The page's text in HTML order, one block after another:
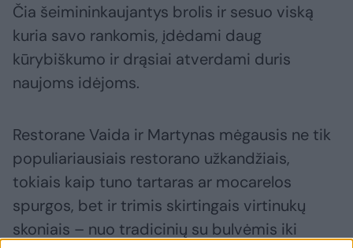
Čia šeimininkaujantys brolis ir sesuo viską
kuria savo rankomis, įdėdami daug
kūrybiškumo ir drąsiai atverdami duris
naujoms idėjoms.
Restorane Vaida ir Martynas mėgausis ne tik
populiariausiais restorano užkandžiais,
tokiais kaip tuno tartaras ar mocarelos
spurgos, bet ir trimis skirtingais virtinukų
skoniais – nuo tradicinių su bulvėmis iki